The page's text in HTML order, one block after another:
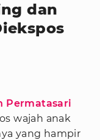
dan
Permatasari
wajah anak
yang hampir